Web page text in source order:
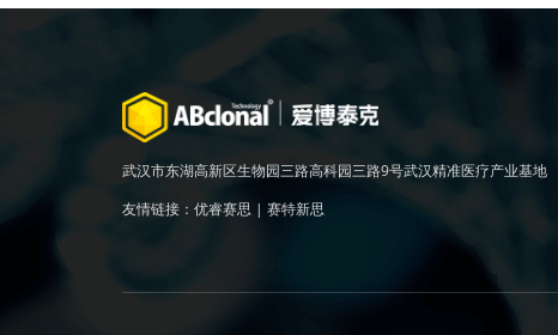
武汉市东湖高新区生物园三路高科园三路9号武汉精准医疗产业基地
友情链接： 优睿赛思 | 赛特新思